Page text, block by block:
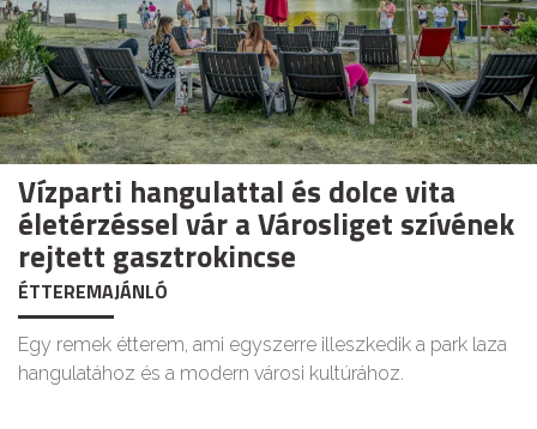
Vízparti hangulattal és dolce vita
életérzéssel vár a Városliget szívének
rejtett gasztrokincse
ÉTTEREMAJÁNLÓ
Egy remek étterem, ami egyszerre illeszkedik a park laza
hangulatához és a modern városi kultúrához.